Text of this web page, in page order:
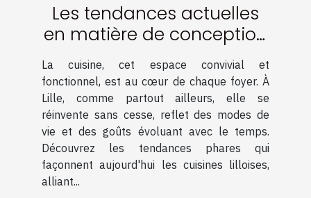
Les tendances actuelles
en matière de conception
de cuisine à Lille
La cuisine, cet espace convivial et
fonctionnel, est au cœur de chaque foyer. À
Lille, comme partout ailleurs, elle se
réinvente sans cesse, reflet des modes de
vie et des goûts évoluant avec le temps.
Découvrez les tendances phares qui
façonnent aujourd'hui les cuisines lilloises,
alliant...